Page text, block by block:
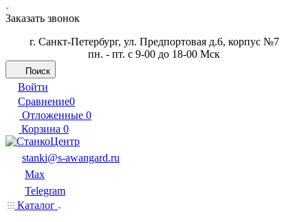
Заказать звонок
г. Санкт-Петербург, ул. Предпортовая д.6, корпус №7
пн. - пт. с 9-00 до 18-00 Мск
Поиск
Войти
Сравнение0
Отложенные 0
Корзина 0
stanki@s-awangard.ru
Max
Telegram
Каталог